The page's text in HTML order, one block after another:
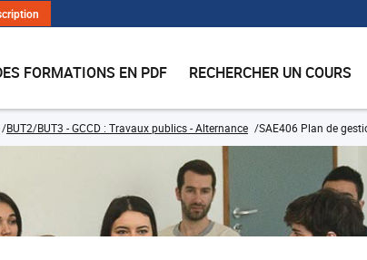
FORMATIONS EN PDF RECHERCHER UN COURS
BUT2/BUT3 - GCCD : Travaux publics - Alternance SAE406 Plan de